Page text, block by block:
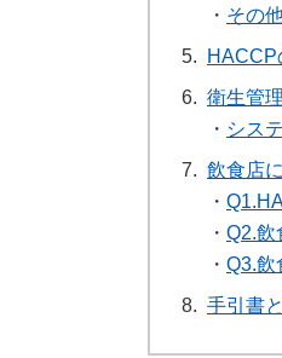
・ その
5.
HACCP
6. 衛生管
・ シス
7. 飲食店
・
・ Q2.飲
・ Q3.飲
8. 手引書